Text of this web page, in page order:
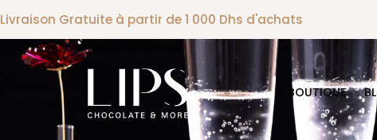
Livraison Gratuite à partir de 1 000 Dhs d'achats
BOUTIQUE